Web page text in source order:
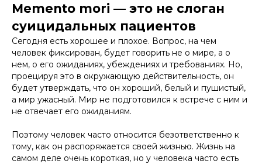
Memento mori — это не слоган
суицидальных пациентов
Сегодня есть хорошее и плохое. Вопрос, на чем
человек фиксирован, будет говорить не о мире, а о
нем, о его ожиданиях, убеждениях и требованиях. Но,
проецируя это в окружающую действительность, он
будет утверждать, что он хороший, белый и пушистый,
а мир ужасный. Мир не подготовился к встрече с ним и
не отвечает его ожиданиям.
Поэтому человек часто относится безответственно к
тому, как он распоряжается своей жизнью. Жизнь на
самом деле очень короткая, но у человека часто есть